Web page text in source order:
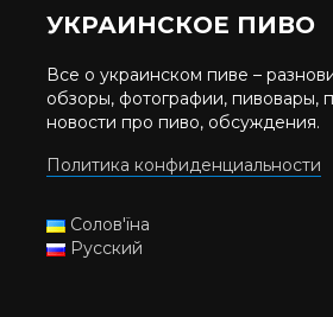
УКРАИНСКОЕ ПИВО
Все о украинском пиве –
обзоры, фотографии, пивовары,
новости про пиво, обсуждения.
Политика конфиденциальности
Солов'їна
Русский